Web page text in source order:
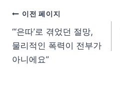
이전 페이지
“‘은따’로 겪었던 절망,
물리적인 폭력이 전부가
아니에요”